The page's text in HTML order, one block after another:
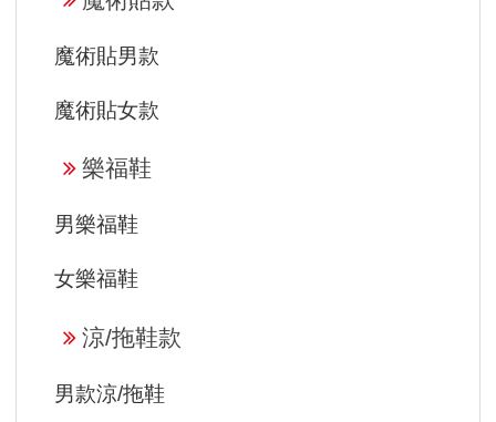
魔術貼男款
魔術貼女款
樂福鞋
男樂福鞋
女樂福鞋
涼/拖鞋款
男款涼/拖鞋